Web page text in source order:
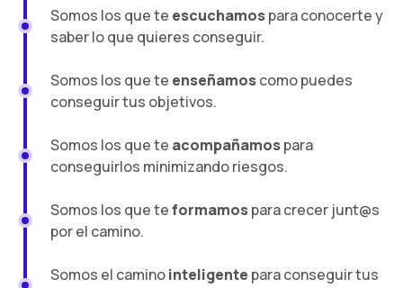
Somos los que te escuchamospara conocerte y
saber lo que quieres conseguir.
Somos los que te enseñamoscomo puedes
conseguir tus objetivos.
Somos los que te acompañamospara
conseguirlos minimizando riesgos.
Somos los que teformamospara crecer junt@s
por el camino.
Somos el caminointeligente para conseguir tus